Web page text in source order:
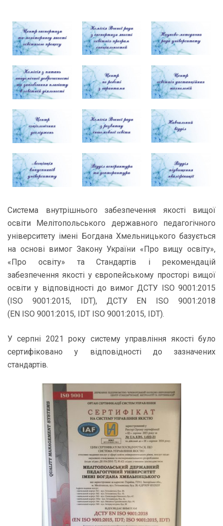
Система внутрішнього забезпечення якості вищої
освіти Мелітопольського державного педагогічного
університету імені Богдана Хмельницького базується
на основі вимог Закону України «Про вищу освіту»,
«Про освіту» та Стандартів і рекомендацій
забезпечення якості у європейському просторі вищої
освітиу відповідності до вимог ДСТУ ISO 9001:2015
(ISO 9001:2015, IDT), ДСТУ EN ISO 9001:2018
(EN ISO 9001:2015, IDT ISO 9001:2015, IDT).
У серпні 2021 року систему управління якості було
сертифіковано у відповідності до зазначених
стандартів.